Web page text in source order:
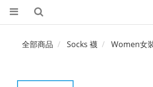
全部商品 Socks 襪 Women女